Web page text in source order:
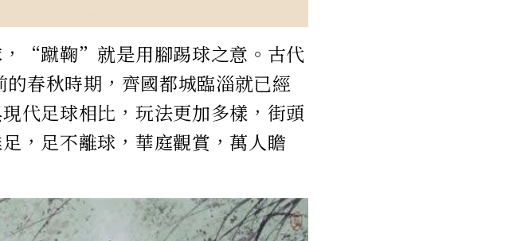
“蹴鞠”就是用腳踢球之意。古代
春秋時期，齊國都城臨淄就已經
代足球相比，玩法更加多樣，街頭
足不離球，華庭觀賞，萬人瞻